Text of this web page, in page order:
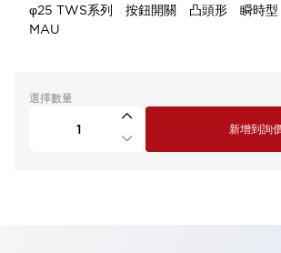
φ25 TWS系列 按鈕開關 凸頭形 瞬時型
MAU
選擇數量
新增到詢